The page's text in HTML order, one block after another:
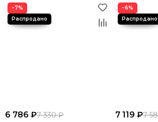
−7%
6 786 ₽7 330 ₽
−6%
7 119 ₽7